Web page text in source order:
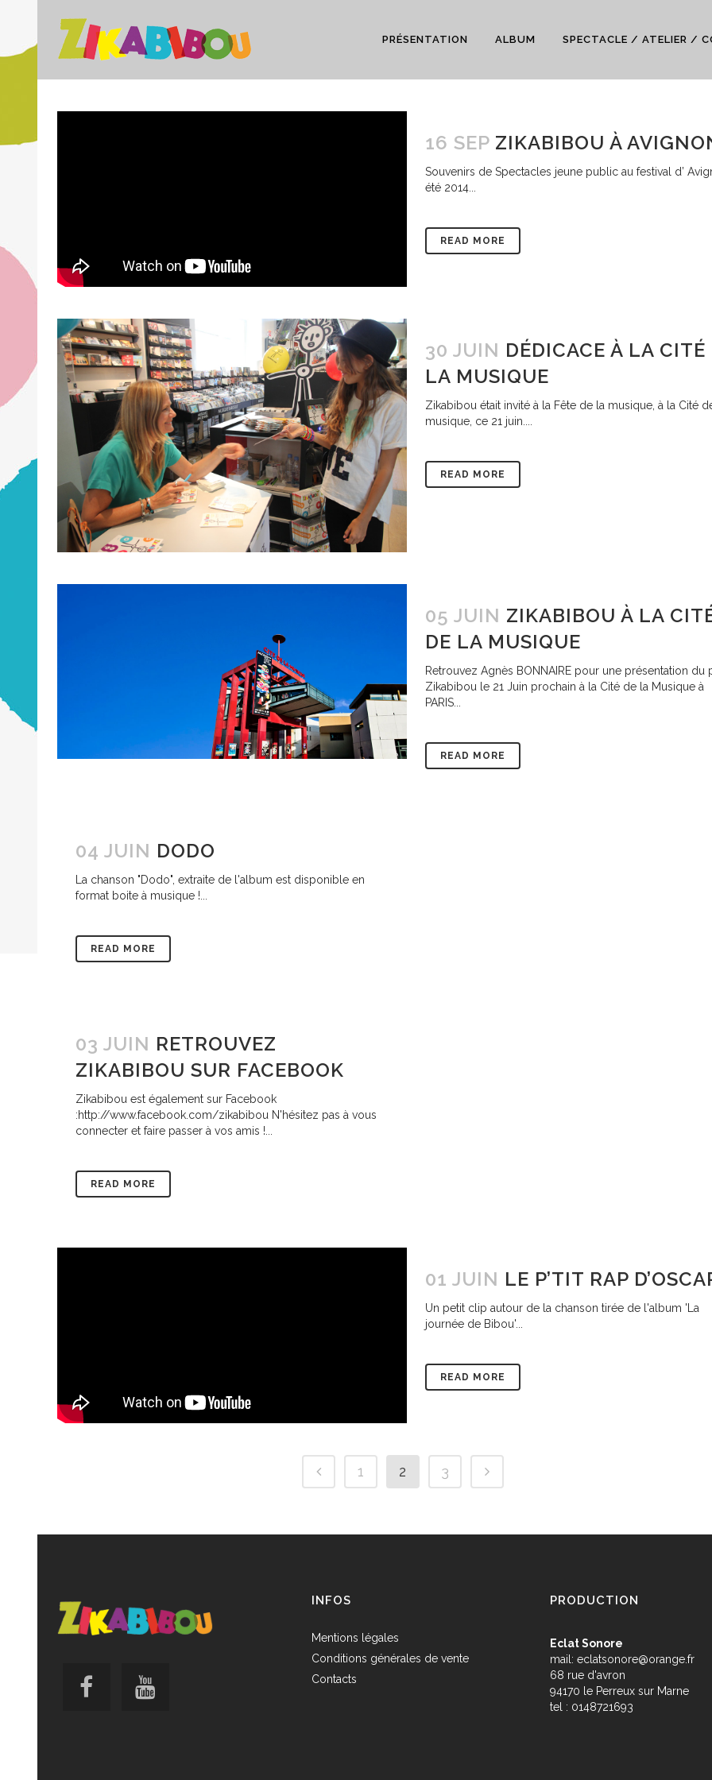
PRÉSENTATION ALBUM SPECTACLE / ATELIER /
16 SEP ZIKABIBOU À
Souvenirs de Spectacles jeune public au festival d’
été 2014...
READ MORE
30 JUIN DÉDICACE À LA CITÉ
LA MUSIQUE
Zikabibou était invité à la Fête de la musique, à la Cité
musique, ce 21 juin....
READ MORE
05 JUIN ZIKABIBOU À LA
DE LA MUSIQUE
Retrouvez Agnès BONNAIRE pour une présentation du
Zikabibou le 21 Juin prochain à la Cité de la Musique à
PARIS...
READ MORE
04 JUIN DODO
La chanson "Dodo", extraite de l'album est disponible en
format boite à musique !...
READ MORE
03 JUIN RETROUVEZ
ZIKABIBOU SUR FACEBOOK
Zikabibou est également sur Facebook
:http://www.facebook.com/zikabibou N'hésitez pas à vous
connecter et faire passer à vos amis !...
READ MORE
01 JUIN LE P’TIT RAP
Un petit clip autour de la chanson tirée de l'album 'La
journée de Bibou'...
READ MORE
1 2 3
INFOS
Mentions légales
Conditions générales de vente
Contacts
PRODUCTION
Eclat Sonore
mail: eclatsonore@orange.fr
68 rue d'avron
94170 le Perreux sur Marne
tel : 0148721693